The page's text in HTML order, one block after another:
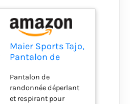
Maier Sports Tajo,
Pantalon de
Déperlant
Homme
Pantalon de
randonnée déperlant
et respirant pour